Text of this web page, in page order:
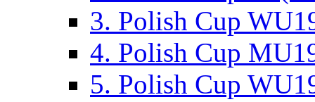
3. Polish Cup
4. Polish Cup
5. Polish Cup